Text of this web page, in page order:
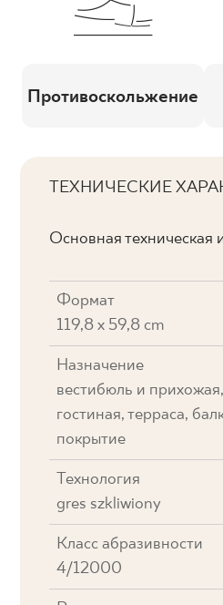
Противоскольжение
ТЕХНИЧЕСКИЕ
Основная техническая
Формат
119,8 x 59,8 cm
Назначение
вестибюль и
гостиная, терраса,
покрытие
Технология
gres szkliwiony
Класс абразивности
4/12000